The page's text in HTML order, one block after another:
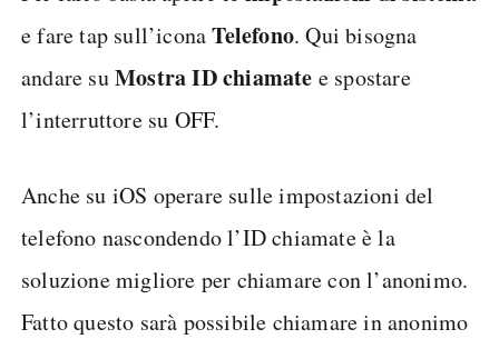
e fare tap sull’iconaTelefono. Qui bisogna
andare suMostra ID chiamate e spostare
l’interruttore su OFF.
Anche su iOS operare sulle impostazioni del
telefono nascondendo l’ID chiamate è la
soluzione migliore per chiamare con l’anonimo.
Fatto questo sarà possibile chiamare in anonimo